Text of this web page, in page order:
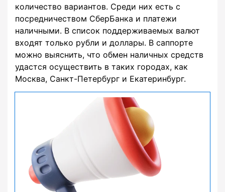
количество вариантов. Среди них есть с
посредничеством СберБанка и платежи
наличными. В список поддерживаемых валют
входят только рубли и доллары. В саппорте
можно выяснить, что обмен наличных средств
удастся осуществить в таких городах, как
Москва, Санкт-Петербург и Екатеринбург.